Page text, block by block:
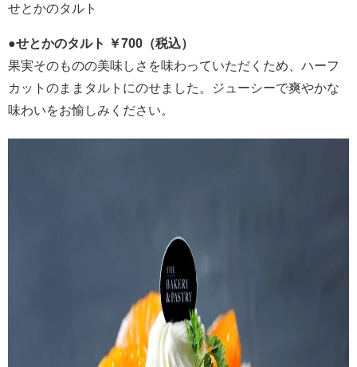
せとかのタルト
●せとかのタルト ￥700（税込）
果実そのものの美味しさを味わっていただくため、ハーフ
カットのままタルトにのせました。ジューシーで爽やかな
味わいをお愉しみください。